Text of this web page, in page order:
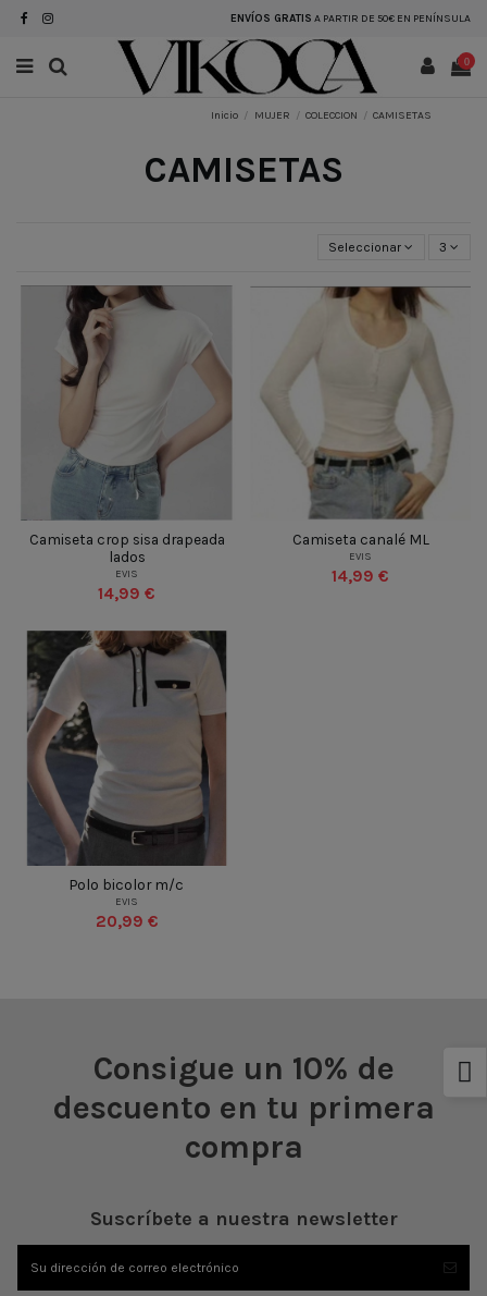
ENVÍOS GRATIS A PARTIR DE 50€ EN PENÍNSULA
0
Inicio MUJER COLECCION CAMISETAS
CAMISETAS
Seleccionar 3
Camiseta crop sisa drapeada
lados
EVIS
14,99 €
NEGROBEIGEMARRONBLANCO
UN
Camiseta canalé ML
EVIS
14,99 €
NEGROGRISBEIGE BLANCO
UN
Polo bicolor m/c
EVIS
20,99 €
NEGROAZUL MARINO
BLANCO
UN
Consigue un 10% de
descuento en tu primera
compra
Suscríbete a nuestra newsletter